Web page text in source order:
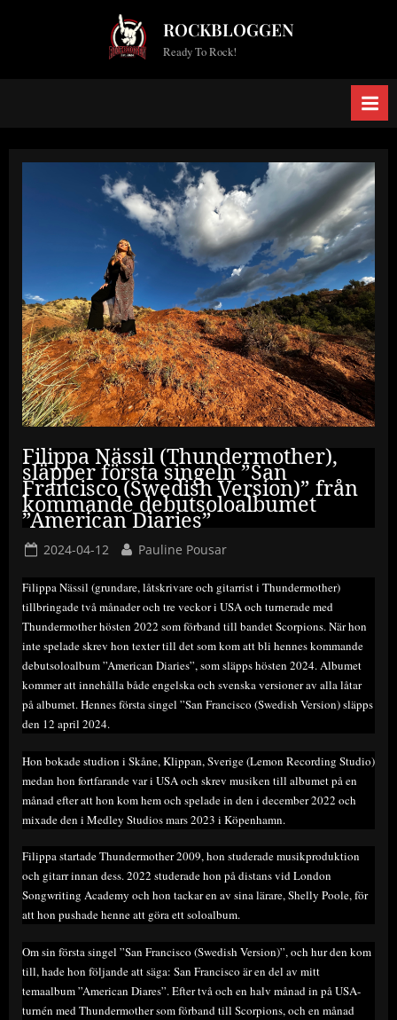
ROCKBLOGGEN
Ready To Rock!
Filippa Nässil (Thundermother),
släpper första singeln ”San
Francisco (Swedish Version)” från
kommande debutsoloalbumet
”American Diaries”
Posted
2024-04-12 By
Pauline Pousar
Filippa Nässil (grundare, låtskrivare och gitarrist i Thundermother)
tillbringade två månader och tre veckor i USA och turnerade med
Thundermother hösten 2022 som förband till bandet Scorpions. När hon
inte spelade skrev hon texter till det som kom att bli hennes kommande
debutsoloalbum ”American Diaries”, som släpps hösten 2024. Albumet
kommer att innehålla både engelska och svenska versioner av alla låtar
på albumet. Hennes första singel ”San Francisco (Swedish Version) släpps
den 12 april 2024.
Hon bokade studion i Skåne, Klippan, Sverige (Lemon Recording Studio)
medan hon fortfarande var i USA och skrev musiken till albumet på en
månad efter att hon kom hem och spelade in den i december 2022 och
mixade den i Medley Studios mars 2023 i Köpenhamn.
Filippa startade Thundermother 2009, hon studerade musikproduktion
och gitarr innan dess. 2022 studerade hon på distans vid London
Songwriting Academy och hon tackar en av sina lärare, Shelly Poole, för
att hon pushade henne att göra ett soloalbum.
Om sin första singel ”San Francisco (Swedish Version)”, och hur den kom
till, hade hon följande att säga: San Francisco är en del av mitt
temaalbum ”American Diares”. Efter två och en halv månad in på USA-
turnén med Thundermother som förband till Scorpions, och en månad